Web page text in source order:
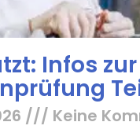
Infos zur
Keine